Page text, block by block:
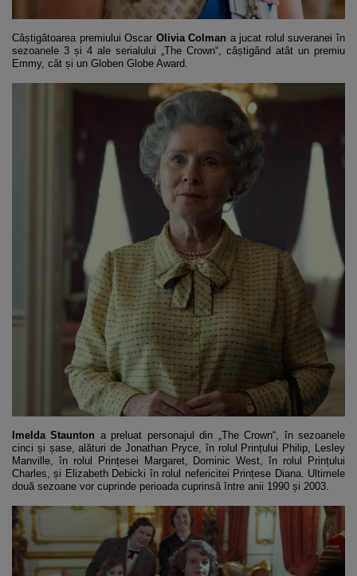
Câștigătoarea premiului Oscar Olivia Colman a jucat rolul suveranei în
sezoanele 3 și 4 ale serialului „The Crown“, câștigând atât un premiu
Emmy, cât și un Globen Globe Award.
Imelda Staunton a preluat personajul din „The Crown“, în sezoanele
cinci și șase, alături de Jonathan Pryce, în rolul Prințului Philip, Lesley
Manville, în rolul Prințesei Margaret, Dominic West, în rolul Prințului
Charles, și Elizabeth Debicki în rolul nefericitei Prințese Diana. Ultimele
două sezoane vor cuprinde perioada cuprinsă între anii 1990 și 2003.